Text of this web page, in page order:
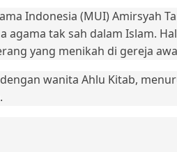
Indonesia (MUI) Amirsyah
agama tak sah dalam Islam.
yang menikah di gereja
wanita Ahlu Kitab,